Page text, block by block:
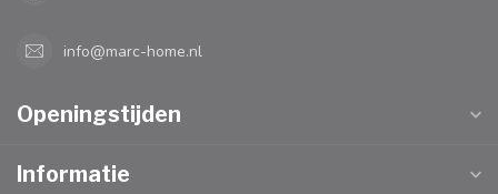
info@marc-home.nl
Openingstijden
Informatie